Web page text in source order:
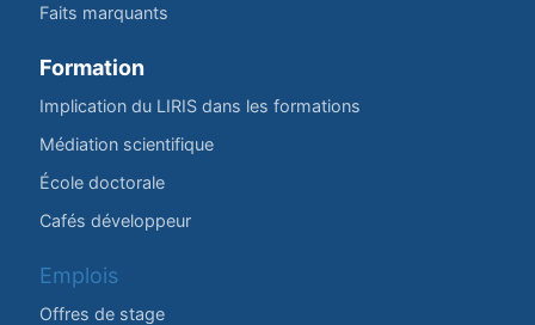
Faits marquants
Formation
Implication du LIRIS dans les formations
Médiation scientifique
École doctorale
Cafés développeur
Emplois
Offres de stage